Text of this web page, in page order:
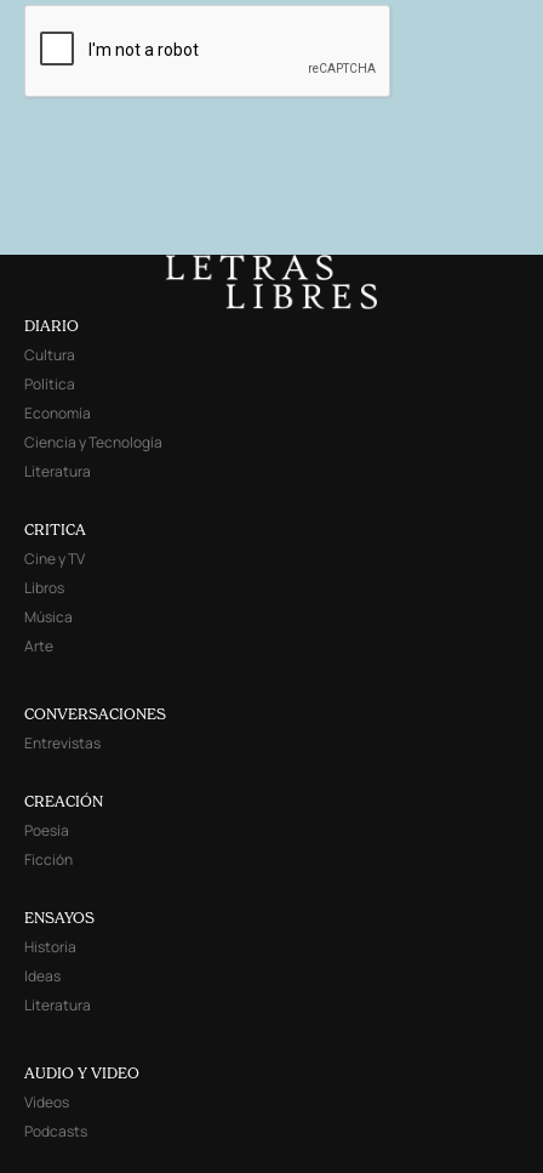
DIARIO
Cultura
Política
Economía
Ciencia y Tecnología
Literatura
CRITICA
Cine y TV
Libros
Música
Arte
CONVERSACIONES
Entrevistas
CREACIÓN
Poesía
Ficción
ENSAYOS
Historia
Ideas
Literatura
AUDIO Y VIDEO
Videos
Podcasts